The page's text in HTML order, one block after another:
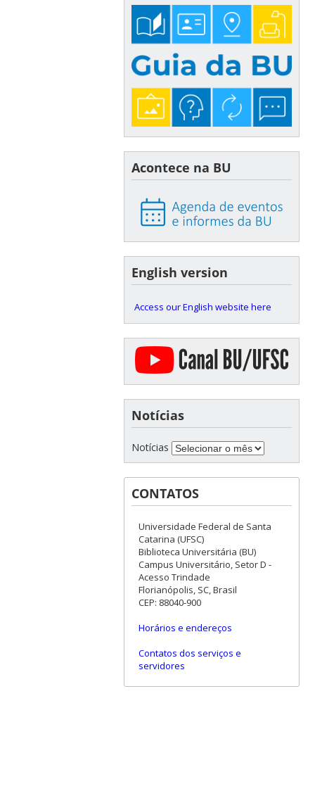
Acontece na BU
English version
Access our English website here
Notícias
Notícias
CONTATOS
Universidade Federal de Santa
Catarina (UFSC)
Biblioteca Universitária (BU)
Campus Universitário, Setor D -
Acesso Trindade
Florianópolis, SC, Brasil
CEP: 88040-900
Horários e endereços
Contatos dos serviços e
servidores